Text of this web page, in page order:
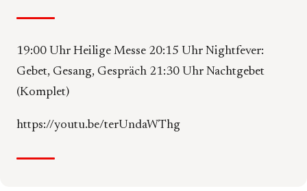
19:00 Uhr Heilige Messe 20:15 Uhr Nightfever:
Gebet, Gesang, Gespräch 21:30 Uhr Nachtgebet
(Komplet)
https://youtu.be/terUndaWThg